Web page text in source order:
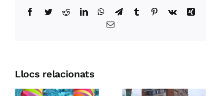
Facebook
TwitterRedditLinkedInWhatsApp
TelegramTumblr Pinterest
Vk
Xing
Email:
Llocs relacionats